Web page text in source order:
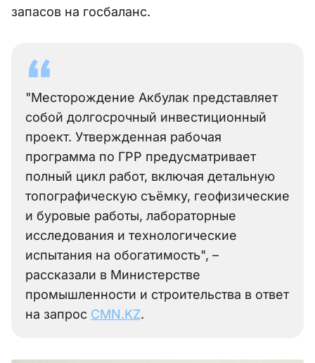
запасов на госбаланс.
"Месторождение Акбулак представляет
собой долгосрочный инвестиционный
проект. Утвержденная рабочая
программа по ГРР предусматривает
полный цикл работ, включая детальную
топографическую съёмку, геофизические
и буровые работы, лабораторные
исследования и технологические
испытания на обогатимость", –
рассказали в Министерстве
промышленности и строительства в ответ
на запрос CMN.KZ.